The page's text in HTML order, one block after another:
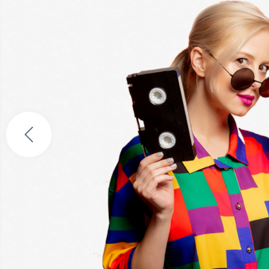
Получите 1000 руб.
бесплатную
3 простых вопроса:
ПОЛУЧИТЬ 1000 РУБ.